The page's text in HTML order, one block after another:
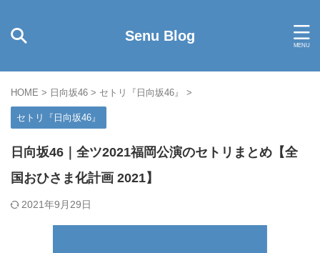
Senu Blog
HOME > 日向坂46 > セトリ『日向坂46』 >
セトリ『日向坂46』
日向坂46｜全ツ2021福岡公演のセトリまとめ【全
国おひさま化計画 2021】
2021年9月29日